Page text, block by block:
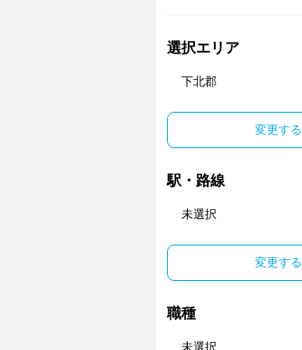
選択エリア
下北郡
変更する
駅・路線
未選択
変更する
職種
未選択